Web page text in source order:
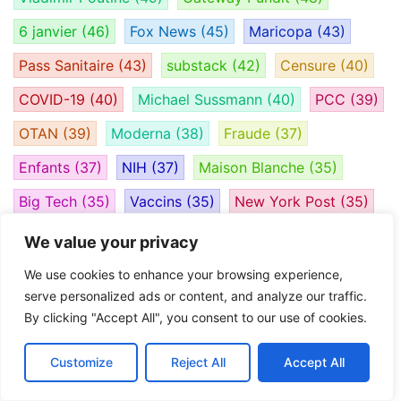
We value your privacy
We use cookies to enhance your browsing experience,
serve personalized ads or content, and analyze our traffic.
By clicking "Accept All", you consent to our use of cookies.
Customize Reject All Accept All
6 janvier (46) Fox News (45) Maricopa (43)
Pass Sanitaire (43) substack (42) Censure (40)
COVID-19 (40) Michael Sussmann (40) PCC (39)
OTAN (39) Moderna (38) Fraude (37)
Enfants (37) NIH (37) Maison Blanche (35)
Big Tech (35) Vaccins (35) New York Post (35)
Alfa Bank (34) Barack Obama
Guerre (32) Dominion (31) Antifa(30)
Anthony Fauci(30) Perkins Coie(30)
Google(29) (29) Robert Mueller(29)